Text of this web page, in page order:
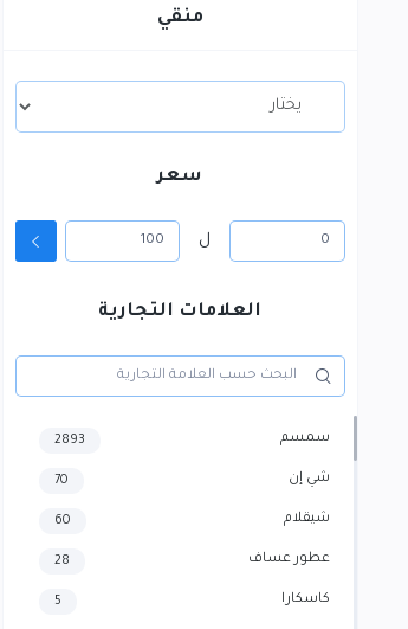
منقي
سعر
ل
العلامات التجارية
سمسم 2893
شي إن 70
شيقلام 60
عطور عساف 28
كاسكارا 5